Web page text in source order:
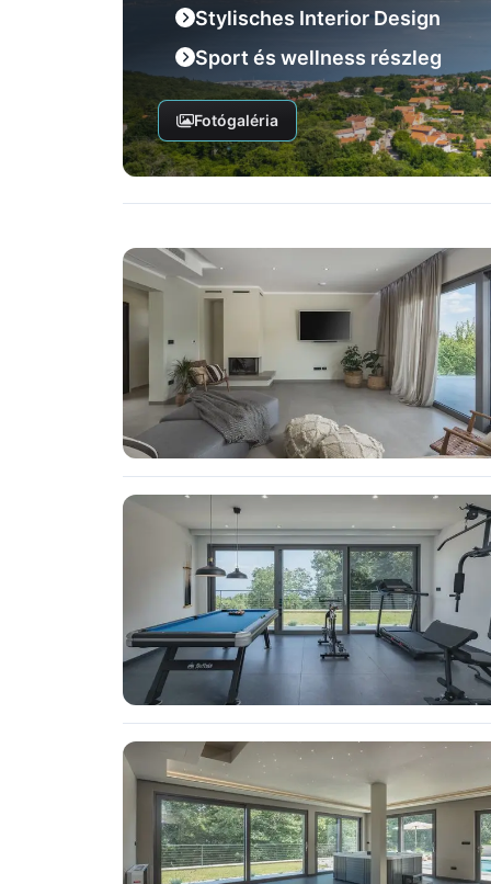
Stylisches Interior Design
Sport és wellness részleg
Fotógaléria